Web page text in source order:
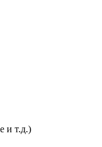
и т.д.)